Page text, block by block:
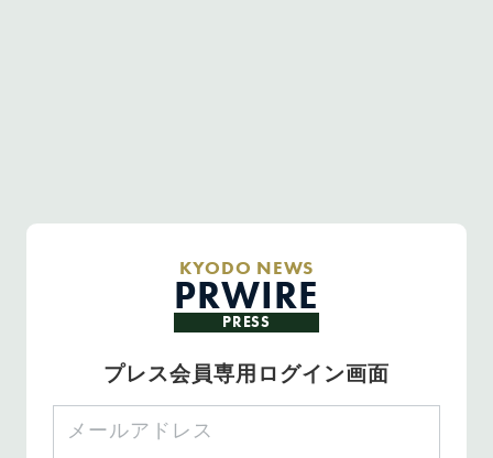
KYODO NEWS
PRWIRE
PRESS
プレス会員専用ログイン画面